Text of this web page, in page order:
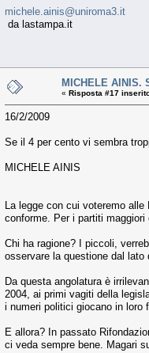
michele.ainis@uniroma3.it
da lastampa.it
MICHELE AINIS.
« Risposta #17
16/2/2009
Se il 4 per cento vi sembra
MICHELE AINIS
La legge con cui voteremo
conforme. Per i partiti maggiori
Chi ha ragione? I piccoli,
osservare la questione dal
Da questa angolatura è
2004, ai primi vagiti della
i numeri politici giocano in loro
E allora? In passato
ci veda sempre bene. Magari